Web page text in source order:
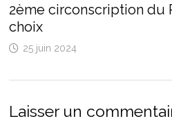
2ème circonscription du
choix
25 juin 2024
Laisser un